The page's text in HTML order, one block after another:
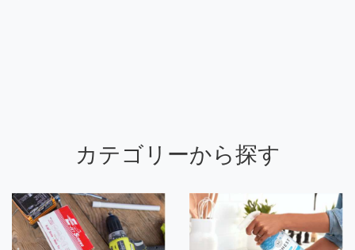
カテゴリーから探す